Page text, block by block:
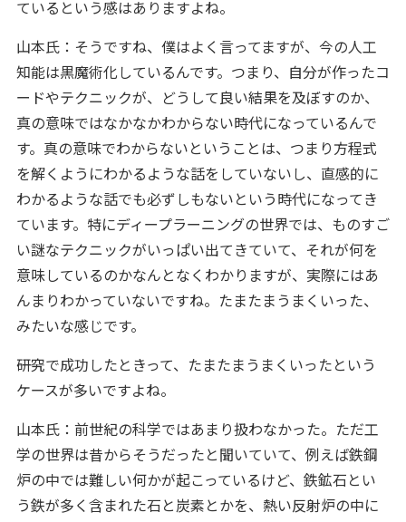
ているという感はありますよね。
山本氏：そうですね、僕はよく言ってますが、今の人工
知能は黒魔術化しているんです。つまり、自分が作ったコ
ードやテクニックが、どうして良い結果を及ぼすのか、
真の意味ではなかなかわからない時代になっているんで
す。真の意味でわからないということは、つまり方程式
を解くようにわかるような話をしていないし、直感的に
わかるような話でも必ずしもないという時代になってき
ています。特にディープラーニングの世界では、ものすご
い謎なテクニックがいっぱい出てきていて、それが何を
意味しているのかなんとなくわかりますが、実際にはあ
んまりわかっていないですね。たまたまうまくいった、
みたいな感じです。
――研究で成功したときって、たまたまうまくいったという
ケースが多いですよね。
山本氏：前世紀の科学ではあまり扱わなかった。ただ工
学の世界は昔からそうだったと聞いていて、例えば鉄鋼
炉の中では難しい何かが起こっているけど、鉄鉱石とい
う鉄が多く含まれた石と炭素とかを、熱い反射炉の中に